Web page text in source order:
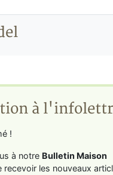
à
!
à notre Bulletin Maison
recevoir les nouveaux